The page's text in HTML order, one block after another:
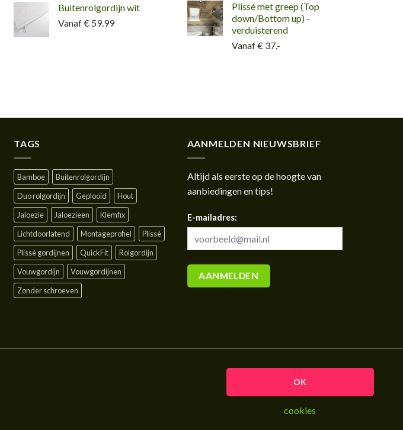
Buitenrolgordijn wit
Vanaf € 59.99
Plissé met greep (Top
down/Bottom up) -
verduisterend
Vanaf € 37,-
TAGS
Bamboe
Buitenrolgordijn
Duo rolgordijn
Geplooid
Hout
Jaloezie
Jaloezieën
Klemfix
Lichtdoorlatend
Montageprofiel
Plissè
Plissè gordijnen
QuickFit
Rolgordijn
Vouwgordijn
Vouwgordijnen
Zonder schroeven
AANMELDEN NIEUWSBRIEF
Altijd als eerste op de hoogte van
aanbiedingen en tips!
E-mailadres:
OK
cookies